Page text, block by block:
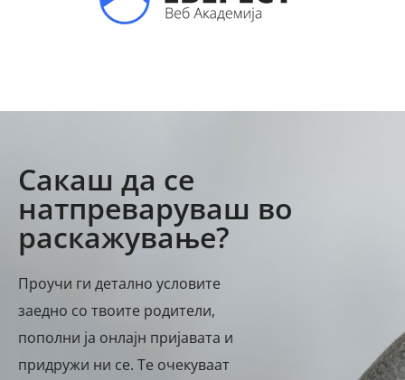
Сакаш да се
натпреваруваш во
раскажување?
Проучи ги детално условите
заедно со твоите родители,
пополни ја онлајн пријавата и
придружи ни се. Те очекуваат